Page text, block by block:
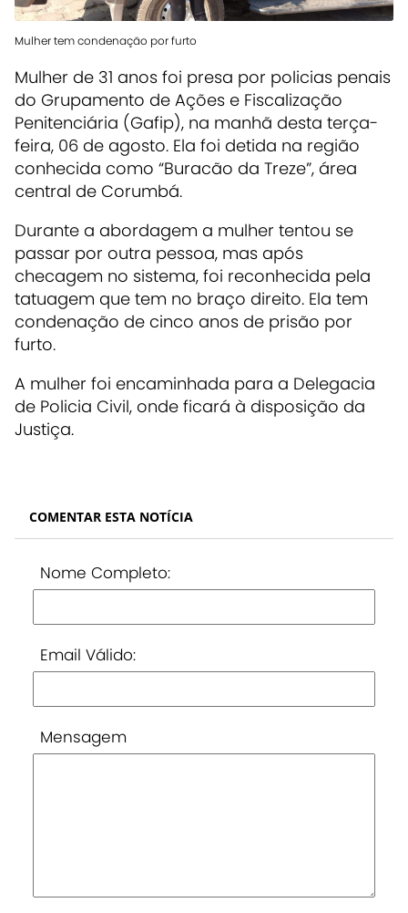
Mulher tem condenação por furto
Mulher de 31 anos foi presa por policias penais
do Grupamento de Ações e Fiscalização
Penitenciária (Gafip), na manhã desta terça-
feira, 06 de agosto. Ela foi detida na região
conhecida como “Buracão da Treze”, área
central de Corumbá.
Durante a abordagem a mulher tentou se
passar por outra pessoa, mas após
checagem no sistema, foi reconhecida pela
tatuagem que tem no braço direito. Ela tem
condenação de cinco anos de prisão por
furto.
A mulher foi encaminhada para a Delegacia
de Policia Civil, onde ficará à disposição da
Justiça.
COMENTAR ESTA NOTÍCIA
Nome Completo:
Email Válido:
Mensagem